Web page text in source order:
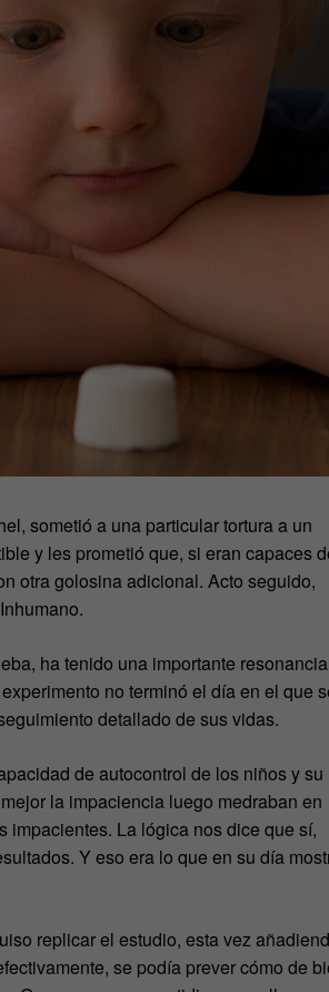
sometió a una particular tortura a un
y les prometió que, si eran capaces
otra golosina adicional. Acto seguido,
ha tenido una importante resonancia
no terminó el día en el que
detallado de sus vidas.
de autocontrol de los niños y su
la impaciencia luego medraban en
impacientes. La lógica nos dice que sí,
Y eso era lo que en su día
replicar el estudio, esta vez
se podía prever cómo de